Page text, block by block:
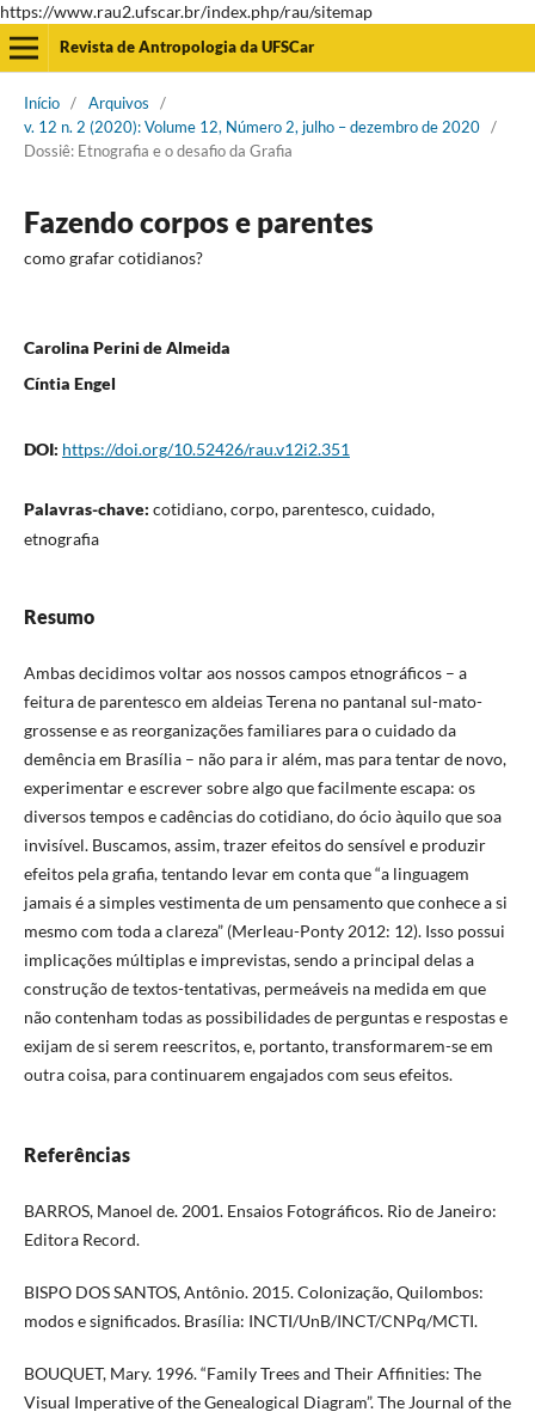
https://www.rau2.ufscar.br/index.php/rau/sitemap
Revista de Antropologia da UFSCar
Início / Arquivos
/
v. 12 n. 2 (2020): Volume 12, Número 2, julho – dezembro de 2020 /
Dossiê: Etnografia e o desafio da Grafia
Fazendo corpos e parentes
como grafar cotidianos?
Carolina Perini de Almeida
Cíntia Engel
DOI: https://doi.org/10.52426/rau.v12i2.351
Palavras-chave: cotidiano, corpo, parentesco, cuidado,
etnografia
Resumo
Ambas decidimos voltar aos nossos campos etnográficos – a
feitura de parentesco em aldeias Terena no pantanal sul-mato-
grossense e as reorganizações familiares para o cuidado da
demência em Brasília – não para ir além, mas para tentar de novo,
experimentar e escrever sobre algo que facilmente escapa: os
diversos tempos e cadências do cotidiano, do ócio àquilo que soa
invisível. Buscamos, assim, trazer efeitos do sensível e produzir
efeitos pela grafia, tentando levar em conta que “a linguagem
jamais é a simples vestimenta de um pensamento que conhece a si
mesmo com toda a clareza” (Merleau-Ponty 2012: 12). Isso possui
implicações múltiplas e imprevistas, sendo a principal delas a
construção de textos-tentativas, permeáveis na medida em que
não contenham todas as possibilidades de perguntas e respostas e
exijam de si serem reescritos, e, portanto, transformarem-se em
outra coisa, para continuarem engajados com seus efeitos.
Referências
BARROS, Manoel de. 2001. Ensaios Fotográficos. Rio de Janeiro:
Editora Record.
BISPO DOS SANTOS, Antônio. 2015. Colonização, Quilombos:
modos e significados. Brasília: INCTI/UnB/INCT/CNPq/MCTI.
BOUQUET, Mary. 1996. “Family Trees and Their Affinities: The
Visual Imperative of the Genealogical Diagram”. The Journal of the